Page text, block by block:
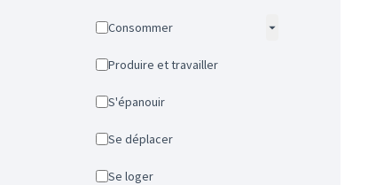
Consommer
Produire et travailler
S'épanouir
Se déplacer
Se loger